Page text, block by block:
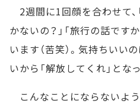
2週間に1回顔を合わせて、
かないの？」「旅行の話で
います（苦笑）。気持ちいい
いから「解放してくれ」とな
こんなことにならないよ